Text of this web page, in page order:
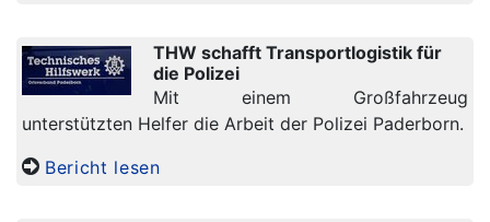
THW schafft Transportlogistik für
die Polizei
Mit einem Großfahrzeug
unterstützten Helfer die Arbeit der Polizei Paderborn.
Bericht lesen